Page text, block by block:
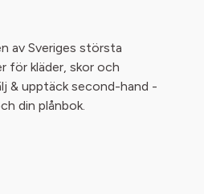
av Sveriges största
för kläder, skor och
& upptäck second-hand -
din plånbok.